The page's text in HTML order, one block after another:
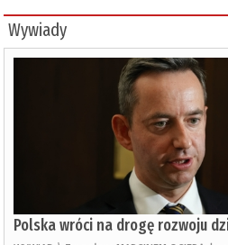
Wywiady
Polska wróci na drogę rozwoju